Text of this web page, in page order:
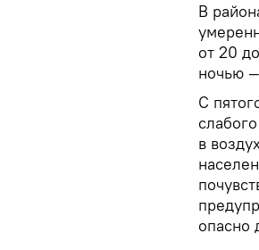
В
от 20
ночью
С
в
опасно